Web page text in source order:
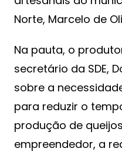
Norte, Marcelo de
Na pauta, o
secretário da SDE,
sobre a
para reduzir o
produção de
empreendedor, a